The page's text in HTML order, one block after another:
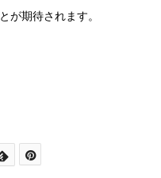
が期待されます。